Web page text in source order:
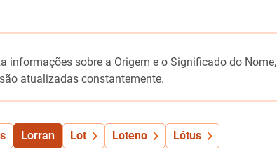
informações sobre a Origem e o Significado do Nome,
atualizadas constantemente.
Lorran Lot Loteno Lótus